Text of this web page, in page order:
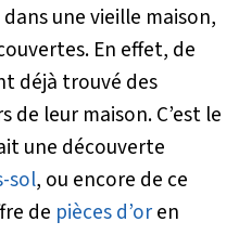
une vieille maison,
En effet, de
déjà trouvé des
de leur maison. C’est le
une découverte
sol, ou encore de ce
de pièces d’oren